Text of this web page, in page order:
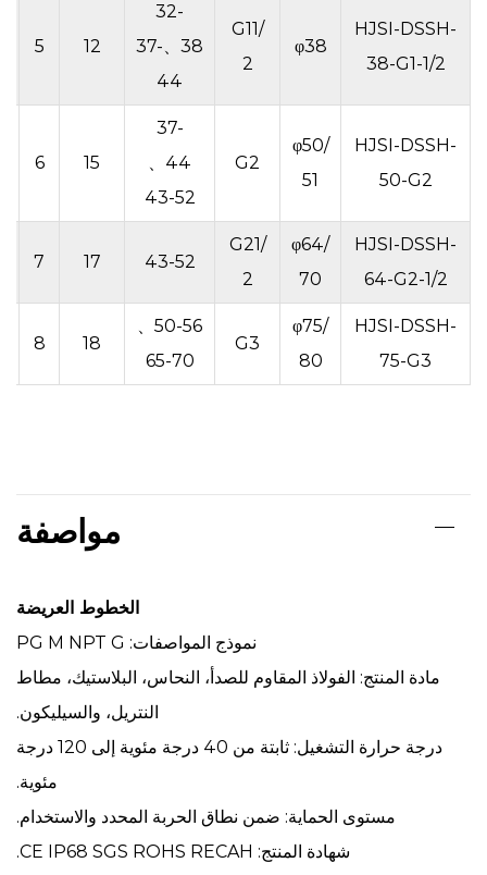
HJSI-DSSH-
38-G1-1/2
φ38
G11/
2
32-
38、37-
44
12
5
HJSI-DSSH-
50-G2
φ50/
51
G2
37-
44、
43-52
15
6
HJSI-DSSH-
64-G2-1/2
φ64/
70
G21/
2
43-52
17
7
HJSI-DSSH-
75-G3
φ75/
80
G3
50-56、
65-70
18
8
مواصفة
الخطوط العريضة
نموذج المواصفات: PG M NPT G
مادة المنتج: الفولاذ المقاوم للصدأ، النحاس، البلاستيك، مطاط
النتريل، والسيليكون.
درجة حرارة التشغيل: ثابتة من 40 درجة مئوية إلى 120 درجة
مئوية.
مستوى الحماية: ضمن نطاق الحربة المحدد والاستخدام.
شهادة المنتج: CE IP68 SGS ROHS RECAH.